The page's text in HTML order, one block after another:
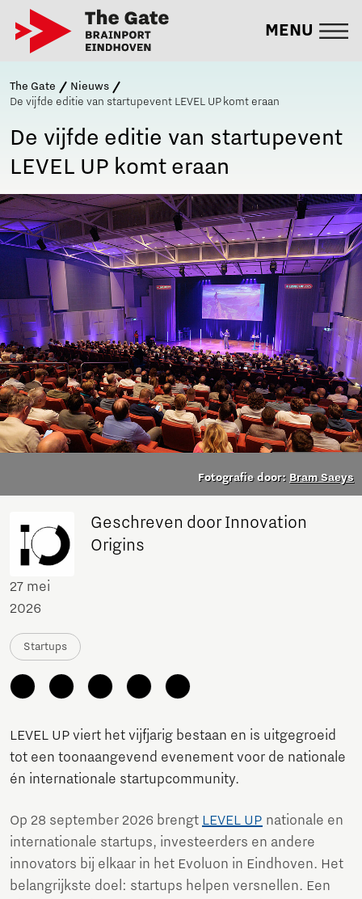
MENU
The Gate
Nieuws
De vijfde editie van startupevent LEVEL UP komt eraan
De vijfde editie van startupevent
LEVEL UP komt eraan
Fotografie door: Bram Saeys
Geschreven door Innovation
Origins
27 mei
2026
Startups
LEVEL UP viert het vijfjarig bestaan en is uitgegroeid
tot een toonaangevend evenement voor de nationale
én internationale startupcommunity.
Op 28 september 2026 brengt LEVEL UP nationale en
internationale startups, investeerders en andere
innovators bij elkaar in het Evoluon in Eindhoven. Het
belangrijkste doel: startups helpen versnellen. Een